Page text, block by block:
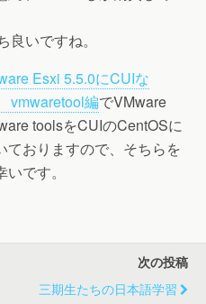
いですね。
Esxi 5.5.0にCUIな
vmwaretool編でVMware
toolsをCUIのCentOSに
ておりますので、そちらを
です。
次の投稿
三期生たちの日本語学習